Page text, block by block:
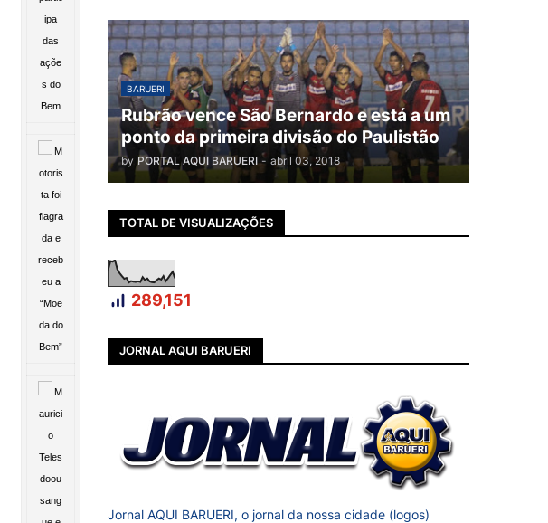
BARUERI
Rubrão vence São Bernardo e está a um
ponto da primeira divisão do Paulistão
by PORTAL AQUI BARUERI - abril 03, 2018
TOTAL DE VISUALIZAÇÕES
289,151
JORNAL AQUI BARUERI
Jornal AQUI BARUERI, o jornal da nossa cidade (logos)